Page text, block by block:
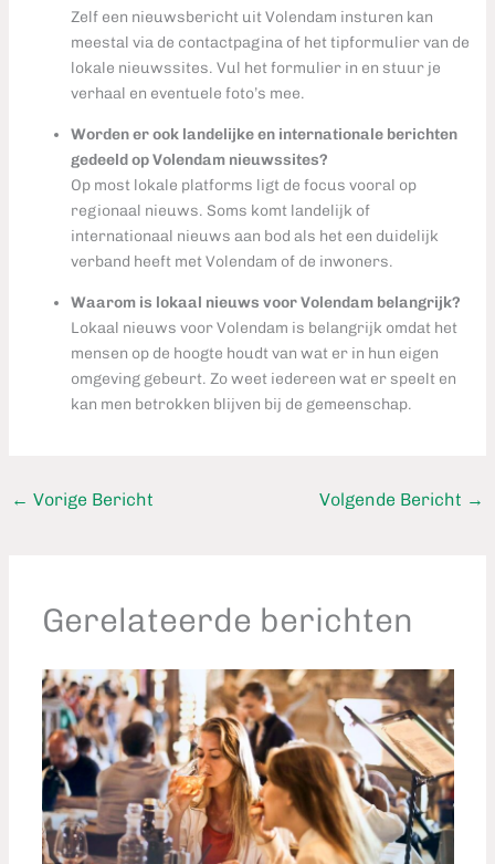
Zelf een nieuwsbericht uit Volendam insturen kan
meestal via de contactpagina of het tipformulier van de
lokale nieuwssites. Vul het formulier in en stuur je
verhaal en eventuele foto’s mee.
Worden er ook landelijke en internationale berichten
gedeeld op Volendam nieuwssites?
Op most lokale platforms ligt de focus vooral op
regionaal nieuws. Soms komt landelijk of
internationaal nieuws aan bod als het een duidelijk
verband heeft met Volendam of de inwoners.
Waarom is lokaal nieuws voor Volendam belangrijk?
Lokaal nieuws voor Volendam is belangrijk omdat het
mensen op de hoogte houdt van wat er in hun eigen
omgeving gebeurt. Zo weet iedereen wat er speelt en
kan men betrokken blijven bij de gemeenschap.
← Vorige Bericht Volgende Bericht →
Gerelateerde berichten